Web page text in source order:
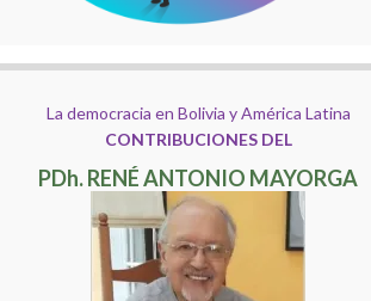
La democracia en Bolivia y América Latina
CONTRIBUCIONES DEL
PDh. RENÉ ANTONIO MAYORGA